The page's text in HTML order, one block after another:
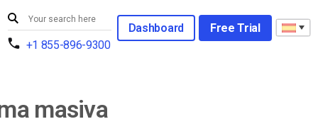
+1 855-896-9300
Dashboard Free Trial
masiva